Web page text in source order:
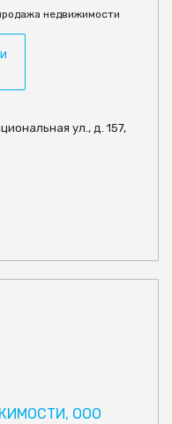
недвижимости
ул., д. 157,
ООО